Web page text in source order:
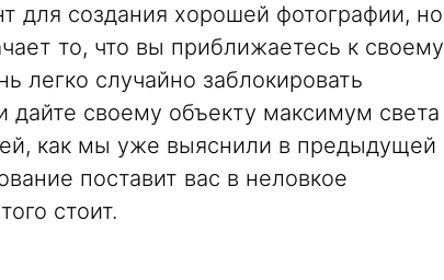
создания хорошей фотографии, но
то, что вы приближаетесь к своему
легко случайно заблокировать
дайте своему объекту максимум света
как мы уже выяснили в предыдущей
поставит вас в неловкое
стоит.